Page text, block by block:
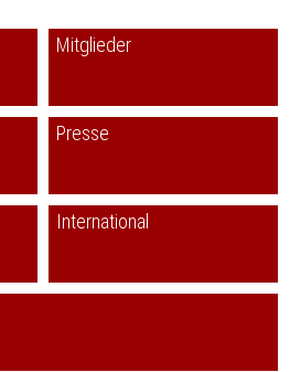
Mitglieder
Presse
International